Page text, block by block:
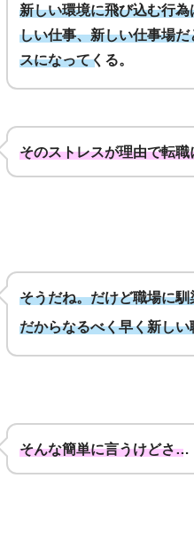
新しい環境に飛び込む行
しい仕事、新しい仕事場
スになってくる。
そのストレスが理由で転
そうだね。だけど職場に馴
だからなるべく早く新しい
そんな簡単に言うけどさ…